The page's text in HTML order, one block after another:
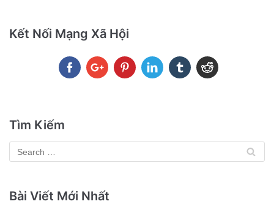
Kết Nối Mạng Xã Hội
Tìm Kiếm
Bài Viết Mới Nhất